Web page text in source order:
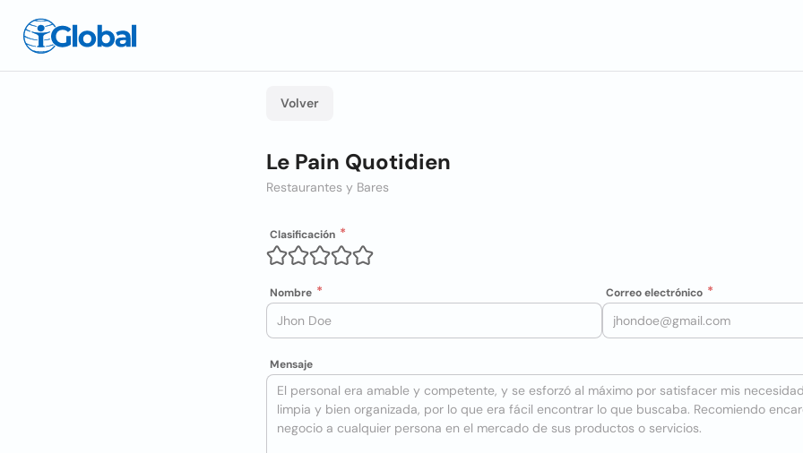
Volver
Le Pain Quotidien
Restaurantes y Bares
Clasificación
Nombre Correo electrónico
Mensaje